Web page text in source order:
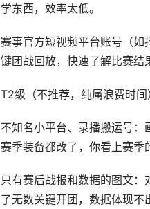
学东西，效率太低。
赛事官方短视频平台账号（如
键团战回放，快速了解比赛结
T2级（不推荐，纯属浪费时间
不知名小平台、录播搬运号
赛季装备都改了，你看上赛季
只有赛后战报和数据的图文
了无数关键开团，数据体现不